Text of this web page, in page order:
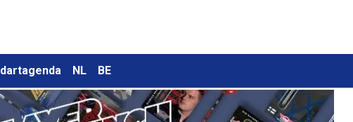
dartagenda NL BE